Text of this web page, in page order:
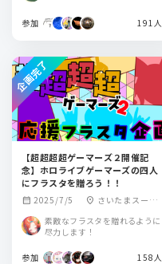
参加 191人
【超超超超ゲーマーズ２開催記
念】ホロライブゲーマーズの四人
にフラスタを贈ろう！！
calendar_month 2025/7/5 location_on さいたまスーパ
素敵なフラスタを贈れるように
尽力します！
参加 158人
企画完了